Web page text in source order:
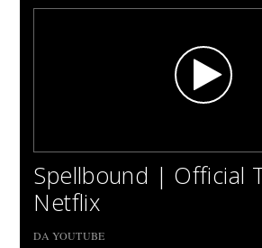
Spellbound | Official
Netflix
DA YOUTUBE